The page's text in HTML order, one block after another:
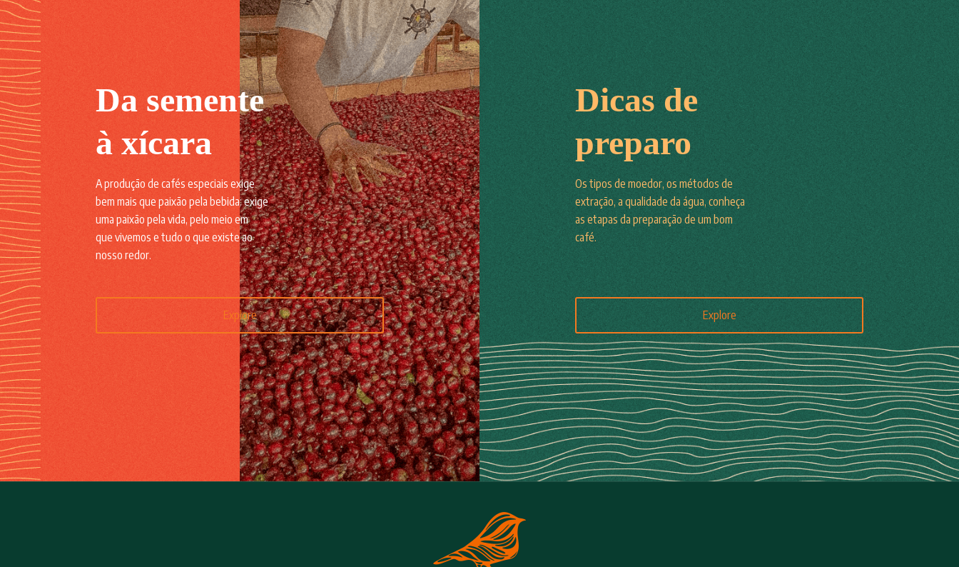
Da semente
à xícara
A produção de cafés especiais exige
bem mais que paixão pela bebida: exige
uma paixão pela vida, pelo meio em
que vivemos e tudo o que existe ao
nosso redor.
Explore
Dicas de
preparo
Os tipos de moedor, os métodos de
extração, a qualidade da água, conheça
as etapas da preparação de um bom
café.
Explore